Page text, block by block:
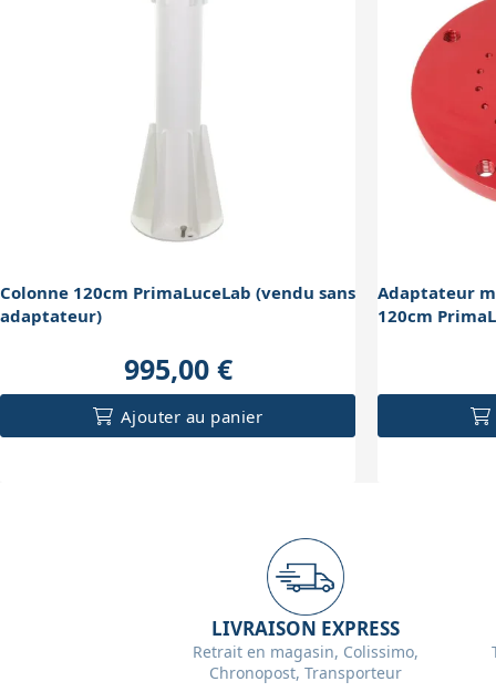
Colonne 120cm PrimaLuceLab (vendu sans
adaptateur)
995,00 €
Ajouter au panier
Adaptateur
120cm
LIVRAISON EXPRESS
Retrait en magasin, Colissimo,
Chronopost, Transporteur